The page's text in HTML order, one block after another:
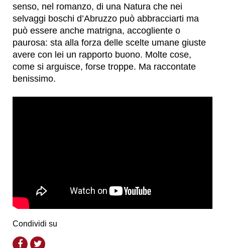
senso, nel romanzo, di una Natura che nei
selvaggi boschi d’Abruzzo può abbracciarti ma
può essere anche matrigna, accogliente o
paurosa: sta alla forza delle scelte umane giuste
avere con lei un rapporto buono. Molte cose,
come si arguisce, forse troppe. Ma raccontate
benissimo.
Condividi su